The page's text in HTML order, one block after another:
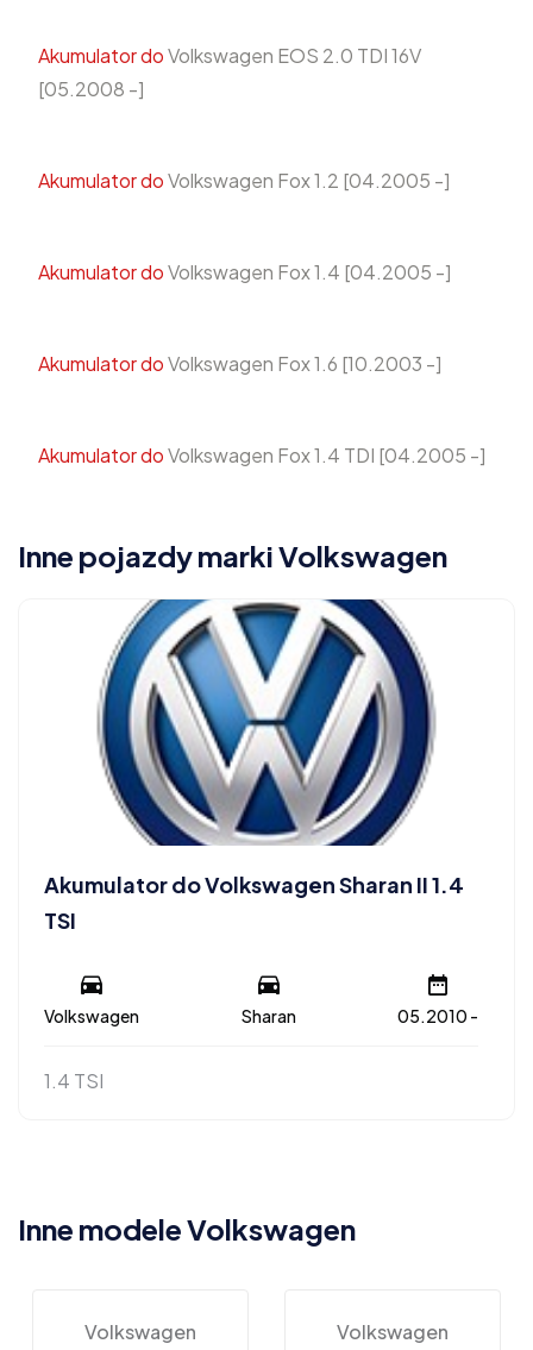
Akumulator doVolkswagen EOS 2.0 TDI 16V
[05.2008 -]
Akumulator doVolkswagen Fox 1.2 [04.2005 -]
Akumulator doVolkswagen Fox 1.4 [04.2005 -]
Akumulator doVolkswagen Fox 1.6 [10.2003 -]
Akumulator doVolkswagen Fox 1.4 TDI [04.2005 -]
Inne pojazdy marki Volkswagen
Akumulator do Volkswagen Sharan II 1.4
TSI
Volkswagen Sharan 05.2010 -
1.4 TSI
Inne modele Volkswagen
Volkswagen
Volkswagen